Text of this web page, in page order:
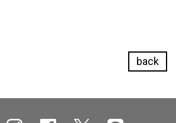
back